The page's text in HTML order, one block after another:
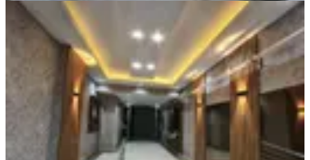
MANZARALI
Yusuf Karadağlı'dan Bostanbaşında
3+1 Kiralık Daire
Yeşilyurt, Bostanbaşı Mahallesi
3+1·200 m²·4. Kat·29.07.2026
20.000 ₺
YUSUF KARADAĞLI GAYRİMENKUL Yusuf Karadağlı